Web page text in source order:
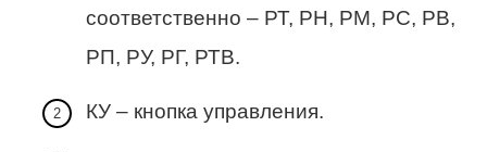
соответственно – РТ, РН, РМ, РС, РВ,
РП, РУ, РГ, РТВ.
КУ – кнопка управления.